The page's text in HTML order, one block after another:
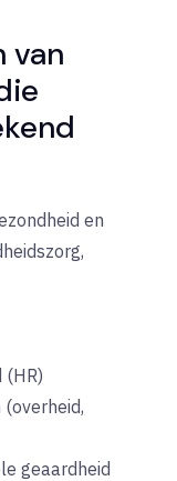
van
en
(HR)
geaardheid